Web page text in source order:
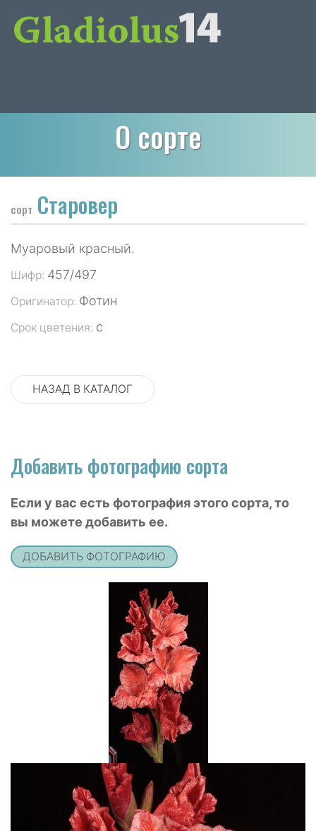
О сорте
сорт Старовер
Муаровый красный.
Шифр: 457/497
Оригинатор: Фотин
Срок цветения: с
НАЗАД В КАТАЛОГ
Добавить фотографию сорта
Если у вас есть фотография этого сорта, то
вы можете добавить ее.
ДОБАВИТЬ ФОТОГРАФИЮ